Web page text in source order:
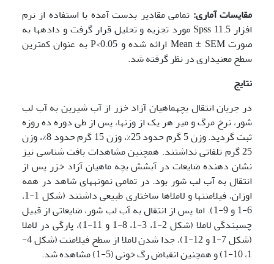
مقایسات آماری: تمامی مقادیر بدست آمده با استفاده از نرم
افزار Spss 11.5 مورد تجزیه و تحلیل قرار گرفت و داده­ها به
صورت Mean ± SEM ارائه شده و P<0.05 به عنوان کمترین
سطح معنی­داری در نظر گرفته شد.
نتایج
در جریان انتقال بچه­ماهیان آزاد خزر از آب شیرین به آب لب
شور، نرخ مرگ و میر هر یک از وزن­ها، پس از طی دوره ده روزه
ثبت گردید. وزن 5 گرم حدود 25%، وزن 15 گرم حدود 8%، وزن
25 گرم تلفاتی نداشتند. همچنین مشاهدات بافت شناسی نیز
نشان دهنده ضایعات در آبشش بچه ماهیان آزاد خزر پس از
انتقال به آب لب شور بود. در تمامی نمونه­های شاهد در همه
اوزان، فیلامنت­ها و لاملا­ها ساختاری طبیعی داشتند (شکل 1-1،
6-1 و 9-1). اما پس از انتقال به آب لب شور، ضایعاتی از قبیل
چسبندگی لاملا (شکل 2-1، 3-1، 8-1 و 11-1)، پارگی در لاملا
(شکل 7-1 و 12-1)، جدا شدن لاملا از سطح فیلامنت (شکل 4-
1، 10-1) و همچنین انقباض رگ خونی (5-1) مشاهده شد.